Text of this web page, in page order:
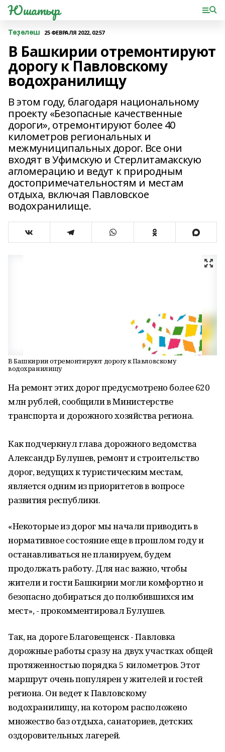
Юшатыр
Төҙөлөш 25 ФЕВРАЛЯ 2022, 02:57
В Башкирии отремонтируют
дорогу к Павловскому
водохранилищу
В этом году, благодаря национальному
проекту «Безопасные качественные
дороги», отремонтируют более 40
километров региональных и
межмуниципальных дорог. Все они
входят в Уфимскую и Стерлитамакскую
агломерацию и ведут к природным
достопримечательностям и местам
отдыха, включая Павловское
водохранилище.
В Башкирии отремонтируют дорогу к Павловскому
водохранилищу
На ремонт этих дорог предусмотрено более 620
млн рублей, сообщили в Министерстве
транспорта и дорожного хозяйства региона.
Как подчеркнул глава дорожного ведомства
Александр Булушев, ремонт и строительство
дорог, ведущих к туристическим местам,
является одним из приоритетов в вопросе
развития республики.
«Некоторые из дорог мы начали приводить в
нормативное состояние еще в прошлом году и
останавливаться не планируем, будем
продолжать работу. Для нас важно, чтобы
жители и гости Башкирии могли комфортно и
безопасно добираться до полюбившихся им
мест», - прокомментировал Булушев.
Так, на дороге Благовещенск - Павловка
дорожные работы сразу на двух участках общей
протяженностью порядка 5 километров. Этот
маршрут очень популярен у жителей и гостей
региона. Он ведет к Павловскому
водохранилищу, на котором расположено
множество баз отдыха, санаториев, детских
оздоровительных лагерей.